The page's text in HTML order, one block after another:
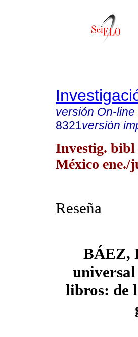
versión On-line
8321versión
Investig. bibl
México ene./
Reseña
BÁEZ,
universal
libros: de